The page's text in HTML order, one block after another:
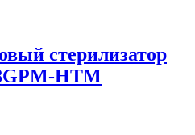
стерилизатор
HTM